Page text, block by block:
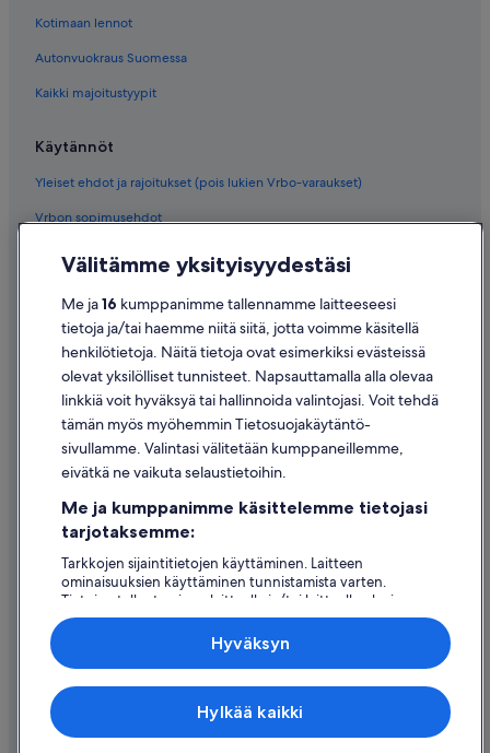
Kotimaan lennot
Autonvuokraus Suomessa
Kaikki majoitustyypit
Käytännöt
Yleiset ehdot ja rajoitukset (pois lukien Vrbo-varaukset)
Vrbon sopimusehdot
Evästeet
Käyttöehdot
Oikeudelliset tiedot / ota meihin yhteyttä
Sisältövaatimukset ja ilmoituksen tekeminen sisällöstä
Tuki
Ota yhteyttä
Hyvityksen hakeminen ja aikarajat
Varaa lento lentoyhtiön hyvityskupongeilla
Kansainväliset matka-asiakirjat
© 2026 Expedia, Inc., Expedia Groupin yritys. Kaikki oikeudet
pidätetään. Expedia ja Expedia-logo ovat Expedia, Inc.:n tavaramerkkejä
Välitämme yksityisyydestäsi
Me ja16 kumppanimme tallennamme laitteeseesi
tietoja ja/tai haemme niitä siitä, jotta voimme käsitellä
henkilötietoja. Näitä tietoja ovat esimerkiksi evästeissä
olevat yksilölliset tunnisteet. Napsauttamalla alla olevaa
linkkiä voit hyväksyä tai hallinnoida valintojasi. Voit tehdä
tämän myös myöhemmin Tietosuojakäytäntö-
sivullamme. Valintasi välitetään kumppaneillemme,
eivätkä ne vaikuta selaustietoihin.
Me ja kumppanimme käsittelemme tietojasi
tarjotaksemme:
Tarkkojen sijaintitietojen käyttäminen. Laitteen
ominaisuuksien käyttäminen tunnistamista varten.
Tietojen tallentaminen laitteelle ja/tai laitteella olevien
tietojen käyttö. Kohdennettu mainonta ja personoitu
sisältö, mainonnan ja sisällön mittaus, yleisötutkimus ja
Hylkää kaikki
Hyväksyn